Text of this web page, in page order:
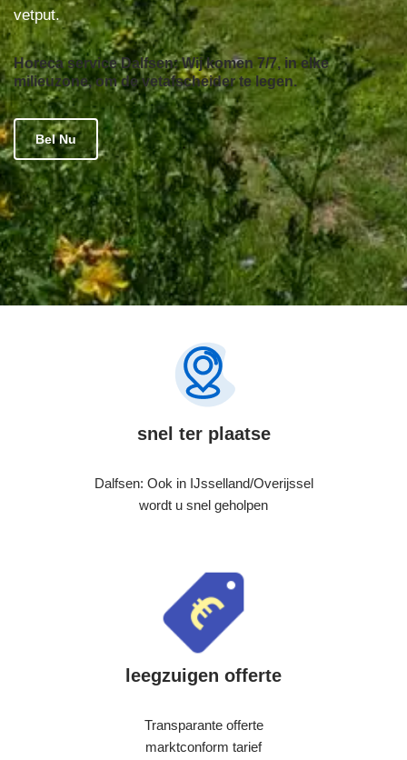
vetput.
Horeca service Dalfsen: Wij komen 7/7, in elke
milieuzone, om de vetafscheider te legen.
Bel Nu
snel ter plaatse
Dalfsen: Ook in IJsselland/Overijssel
wordt u snel geholpen
leegzuigen offerte
Transparante offerte
marktconform tarief